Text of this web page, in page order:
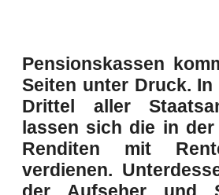
Pensionskassen
Seiten unter Druck.
Drittel aller
lassen sich die in
Renditen mit
verdienen.